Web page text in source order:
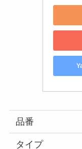
品番
タイプ